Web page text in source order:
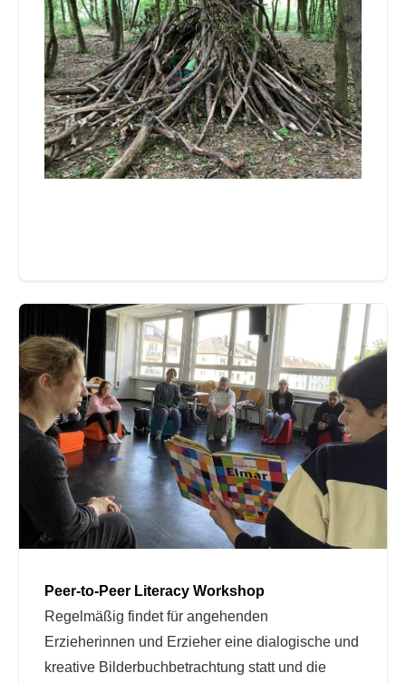
Peer-to-Peer Literacy Workshop
Regelmäßig findet für angehenden
Erzieherinnen und Erzieher eine dialogische und
kreative Bilderbuchbetrachtung statt und die